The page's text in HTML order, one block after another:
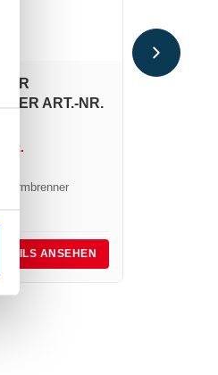
ART.-NR.
ANSEHEN
L600
50,66